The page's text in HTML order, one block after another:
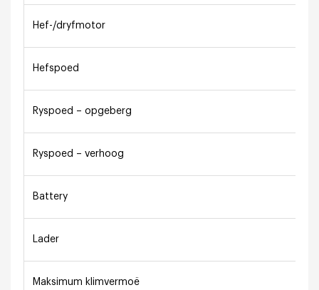
Hef-/dryfmotor
Hefspoed
Ryspoed – opgeberg
Ryspoed – verhoog
Battery
Lader
Maksimum klimvermoë